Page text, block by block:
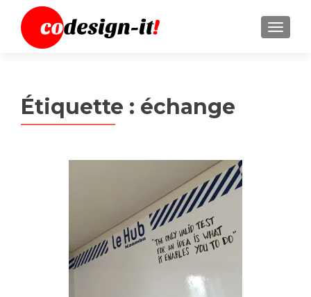
MENU
Étiquette : échange